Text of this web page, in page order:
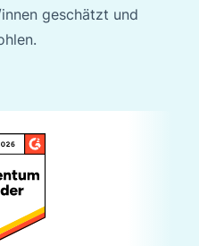
bringt uns
ausgezahlt hat.
Officer,
geschätzt und